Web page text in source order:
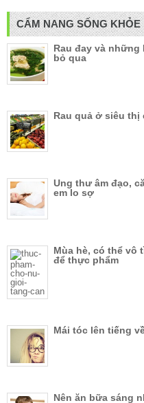
CẨM NANG SỐNG KHỎE
Rau đay và
bỏ qua
Rau quả ở siêu
Ung thư âm đạo,
em lo sợ
Mùa hè, có thể vô
để thực phẩm
Mái tóc lên tiếng
Nên ăn bữa sáng